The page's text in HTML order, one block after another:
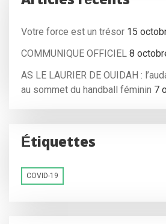
Votre force est un trésor 15
COMMUNIQUE OFFICIEL 8
AS LE LAURIER DE OUIDAH :
au sommet du handball féminin 7
Étiquettes
COVID-19